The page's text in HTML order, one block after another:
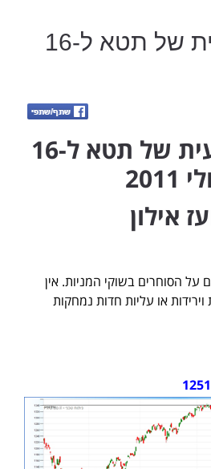
תחזית שבועית של תטא ל-16
תחזית שבועית של תטא ל-16
אילון
על הסוחרים בשוקי המניות. אין
וירידות או עליות חדות נמחקות